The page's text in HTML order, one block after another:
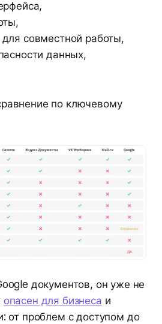
совместной работы,
данных,
по ключевому
документов, он уже не
опасен для бизнеса и
от проблем с доступом до